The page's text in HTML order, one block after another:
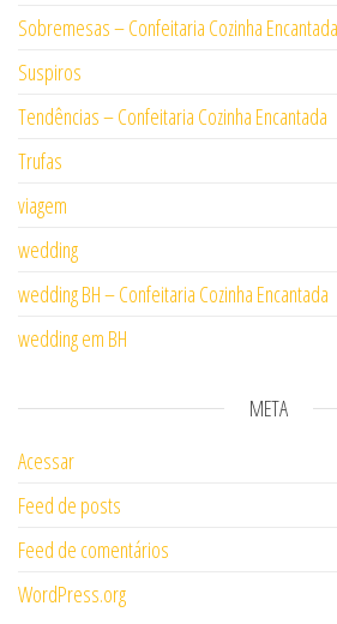
Sobremesas – Confeitaria Cozinha Encantada
Suspiros
Tendências – Confeitaria Cozinha Encantada
Trufas
viagem
wedding
wedding BH – Confeitaria Cozinha Encantada
wedding em BH
META
Acessar
Feed de posts
Feed de comentários
WordPress.org